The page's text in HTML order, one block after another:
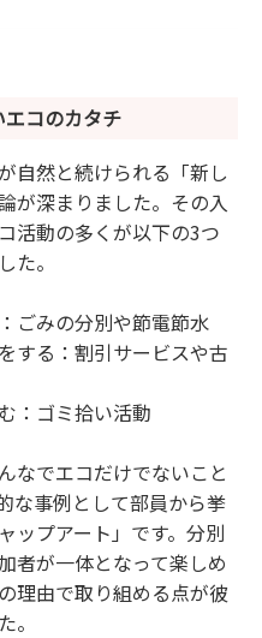
コのカタチ
自然と続けられる「新し
が深まりました。その入
活動の多くが以下の3つ
た。
ごみの分別や節電節水
する：割引サービスや古
：ゴミ拾い活動
なでエコだけでないこと
な事例として部員から挙
ップアート」です。分別
者が一体となって楽しめ
理由で取り組める点が彼
。